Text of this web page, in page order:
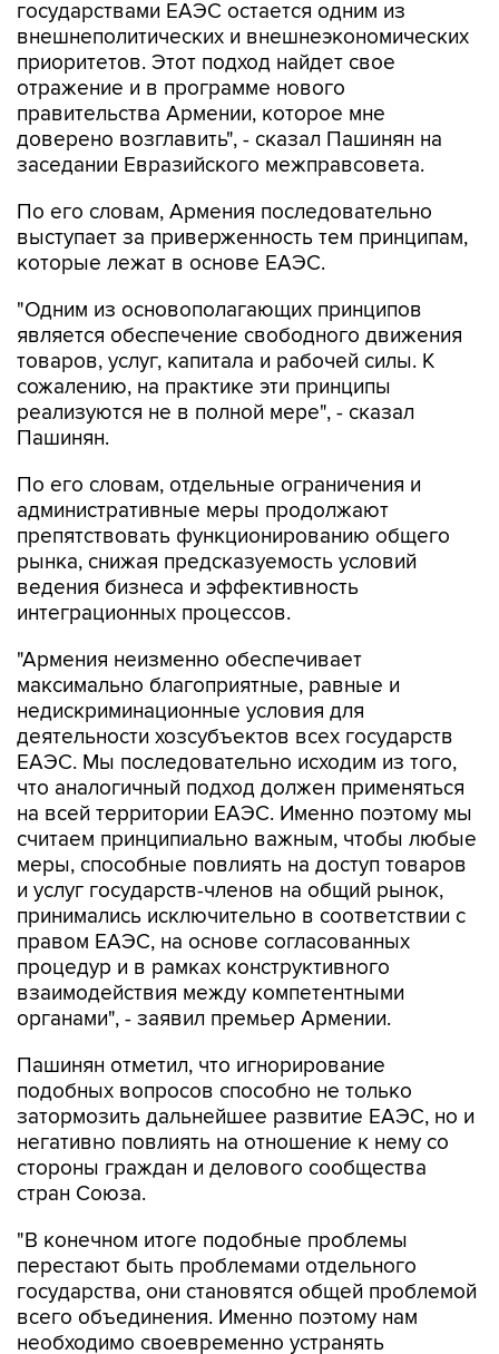
государствами ЕАЭС остается одним из
внешнеполитических и внешнеэкономических
приоритетов. Этот подход найдет свое
отражение и в программе нового
правительства Армении, которое мне
доверено возглавить", - сказал Пашинян на
заседании Евразийского межправсовета.
По его словам, Армения последовательно
выступает за приверженность тем принципам,
которые лежат в основе ЕАЭС.
"Одним из основополагающих принципов
является обеспечение свободного движения
товаров, услуг, капитала и рабочей силы. К
сожалению, на практике эти принципы
реализуются не в полной мере", - сказал
Пашинян.
По его словам, отдельные ограничения и
административные меры продолжают
препятствовать функционированию общего
рынка, снижая предсказуемость условий
ведения бизнеса и эффективность
интеграционных процессов.
"Армения неизменно обеспечивает
максимально благоприятные, равные и
недискриминационные условия для
деятельности хозсубъектов всех государств
ЕАЭС. Мы последовательно исходим из того,
что аналогичный подход должен применяться
на всей территории ЕАЭС. Именно поэтому мы
считаем принципиально важным, чтобы любые
меры, способные повлиять на доступ товаров
и услуг государств-членов на общий рынок,
принимались исключительно в соответствии с
правом ЕАЭС, на основе согласованных
процедур и в рамках конструктивного
взаимодействия между компетентными
органами", - заявил премьер Армении.
Пашинян отметил, что игнорирование
подобных вопросов способно не только
затормозить дальнейшее развитие ЕАЭС, но и
негативно повлиять на отношение к нему со
стороны граждан и делового сообщества
стран Союза.
"В конечном итоге подобные проблемы
перестают быть проблемами отдельного
государства, они становятся общей проблемой
всего объединения. Именно поэтому нам
необходимо своевременно устранять